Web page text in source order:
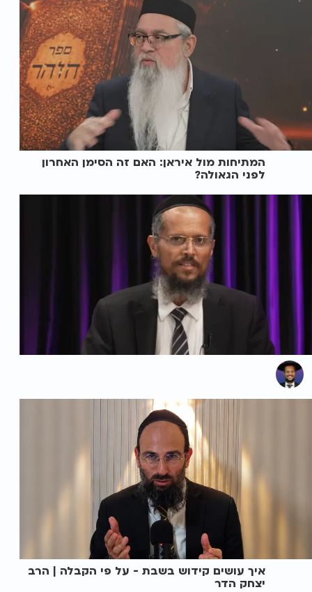
המתיחות מול איראן: האם זה הסימן האחרון
לפני הגאולה?
איך עושים קידוש בשבת - על פי הקבלה | הרב
יצחק הדר